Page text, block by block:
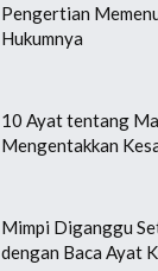
Pengertian
Hukumnya
10 Ayat tentang
Mengentakkan
Mimpi Diganggu
dengan Baca Ayat